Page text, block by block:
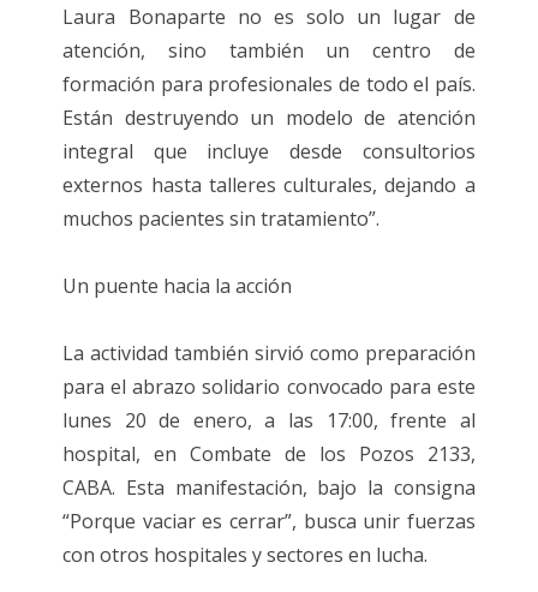
Laura Bonaparte no es solo un lugar de
atención, sino también un centro de
formación para profesionales de todo el país.
Están destruyendo un modelo de atención
integral que incluye desde consultorios
externos hasta talleres culturales, dejando a
muchos pacientes sin tratamiento”.
Un puente hacia la acción
La actividad también sirvió como preparación
para el abrazo solidario convocado para este
lunes 20 de enero, a las 17:00, frente al
hospital, en Combate de los Pozos 2133,
CABA. Esta manifestación, bajo la consigna
“Porque vaciar es cerrar”, busca unir fuerzas
con otros hospitales y sectores en lucha.